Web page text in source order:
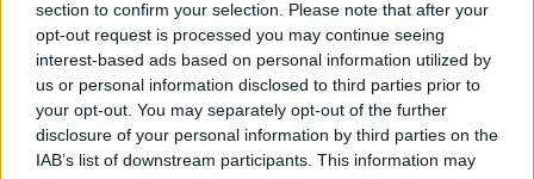
section to confirm your selection. Please note that after your
opt-out request is processed you may continue seeing
interest-based ads based on personal information utilized by
us or personal information disclosed to third parties prior to
your opt-out. You may separately opt-out of the further
disclosure of your personal information by third parties on the
IAB’s list of downstream participants. This information may